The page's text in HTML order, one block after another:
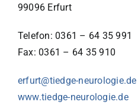
99096 Erfurt
Telefon: 0361 – 64 35 991
Fax: 0361 – 64 35 910
erfurt@tiedge-neurologie.de
www.tiedge-neurologie.de